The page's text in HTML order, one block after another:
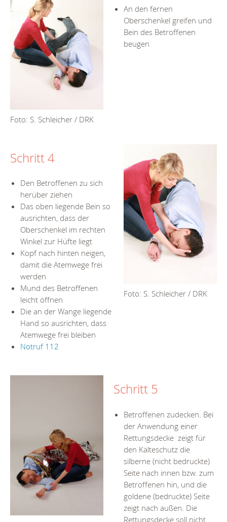
Foto: S. Schleicher / DRK
An den fernen
Oberschenkel greifen und
Bein des Betroffenen
beugen
Foto: S. Schleicher / DRK
Schritt 4
Den Betroffenen zu sich
herüber ziehen
Das oben liegende Bein so
ausrichten, dass der
Oberschenkel im rechten
Winkel zur Hüfte liegt
Kopf nach hinten neigen,
damit die Atemwege frei
werden
Mund des Betroffenen
leicht öffnen
Die an der Wange liegende
Hand so ausrichten, dass
Atemwege frei bleiben
Notruf 112
Schritt 5
Betroffenen zudecken. Bei
der Anwendung einer
Rettungsdecke zeigt für
den Kälteschutz die
silberne (nicht bedruckte)
Seite nach innen bzw. zum
Betroffenen hin, und die
goldene (bedruckte) Seite
zeigt nach außen. Die
Rettungsdecke soll nicht